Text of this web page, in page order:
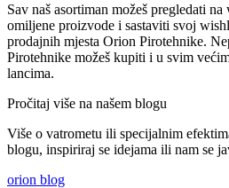
Sav naš asortiman možeš pregledati
omiljene proizvode i sastaviti svoj
prodajnih mjesta Orion Pirotehnike.
Pirotehnike možeš kupiti i u svim
lancima.
Pročitaj više na našem blogu
Više o vatrometu ili specijalnim
blogu, inspiriraj se idejama ili nam se
orion blog